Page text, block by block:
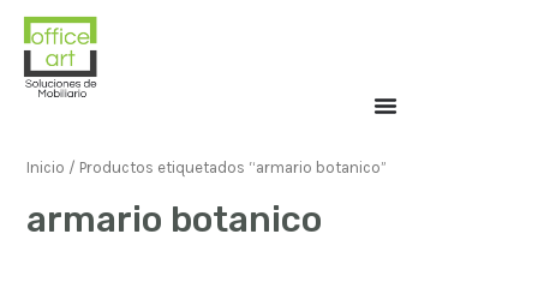
Inicio / Productos etiquetados “armario botanico”
armario botanico